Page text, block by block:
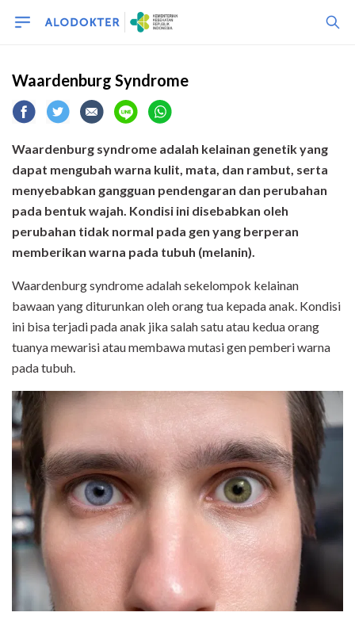
Waardenburg Syndrome
Waardenburg syndrome adalah kelainan genetik yang
dapat mengubah warna kulit, mata, dan rambut, serta
menyebabkan gangguan pendengaran dan perubahan
pada bentuk wajah. Kondisi ini disebabkan oleh
perubahan tidak normal pada gen yang berperan
memberikan warna pada tubuh (melanin).
Waardenburg syndrome adalah sekelompok kelainan
bawaan yang diturunkan oleh orang tua kepada anak. Kondisi
ini bisa terjadi pada anak jika salah satu atau kedua orang
tuanya mewarisi atau membawa mutasi gen pemberi warna
pada tubuh.